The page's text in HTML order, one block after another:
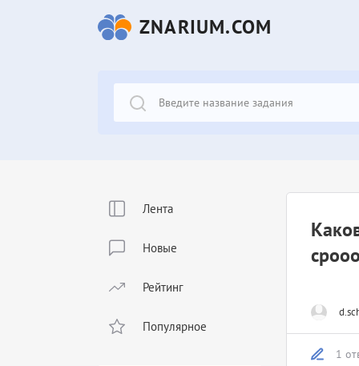
ZNARIUM.COM
Лента
Новые
Рейтинг
Популярное
1